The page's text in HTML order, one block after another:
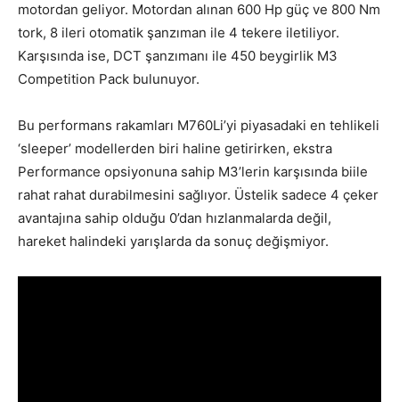
motordan geliyor. Motordan alınan 600 Hp güç ve 800 Nm
tork, 8 ileri otomatik şanzıman ile 4 tekere iletiliyor.
Karşısında ise, DCT şanzımanı ile 450 beygirlik M3
Competition Pack bulunuyor.
Bu performans rakamları M760Li’yi piyasadaki en tehlikeli
‘sleeper’ modellerden biri haline getirirken, ekstra
Performance opsiyonuna sahip M3’lerin karşısında biile
rahat rahat durabilmesini sağlıyor. Üstelik sadece 4 çeker
avantajına sahip olduğu 0’dan hızlanmalarda değil,
hareket halindeki yarışlarda da sonuç değişmiyor.